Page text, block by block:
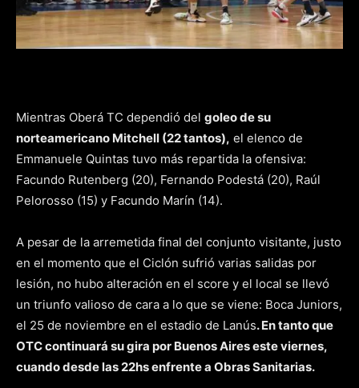
Mientras Oberá TC dependió del goleo de su
norteamericano Mitchell (22 tantos), el elenco de
Emmanuele Quintas tuvo más repartida la ofensiva:
Facundo Rutenberg (20), Fernando Podestá (20), Raúl
Pelorosso (15) y Facundo Marín (14).
A pesar de la arremetida final del conjunto visitante, justo
en el momento que el Ciclón sufrió varias salidas por
lesión, no hubo alteración en el score y el local se llevó
un triunfo valioso de cara a lo que se viene: Boca Juniors,
el 25 de noviembre en el estadio de Lanús. En tanto que
OTC continuará su gira por Buenos Aires este viernes,
cuando desde las 22hs enfrente a Obras Sanitarias.